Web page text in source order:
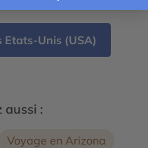
Etats-Unis (USA)
aussi :
Voyage en Arizona